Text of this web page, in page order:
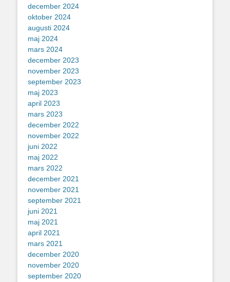
december 2024
oktober 2024
augusti 2024
maj 2024
mars 2024
december 2023
november 2023
september 2023
maj 2023
april 2023
mars 2023
december 2022
november 2022
juni 2022
maj 2022
mars 2022
december 2021
november 2021
september 2021
juni 2021
maj 2021
april 2021
mars 2021
december 2020
november 2020
september 2020